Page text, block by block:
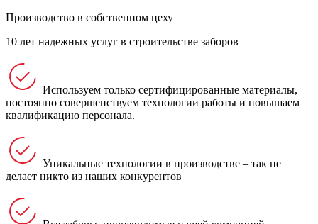
Производство в собственном цеху
10 лет надежных услуг в строительстве заборов
Используем только сертифицированные материалы,
постоянно совершенствуем технологии работы и повышаем
квалификацию персонала.
Уникальные технологии в производстве – так не
делает никто из наших конкурентов